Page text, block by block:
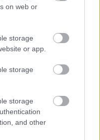
on web or
storage
or app.
storage
storage
and other
V még